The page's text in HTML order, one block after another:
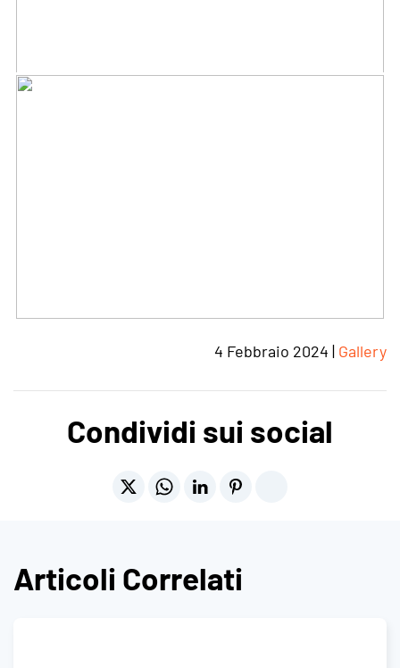
4 Febbraio 2024 | Gallery
Condividi sui social
Articoli Correlati